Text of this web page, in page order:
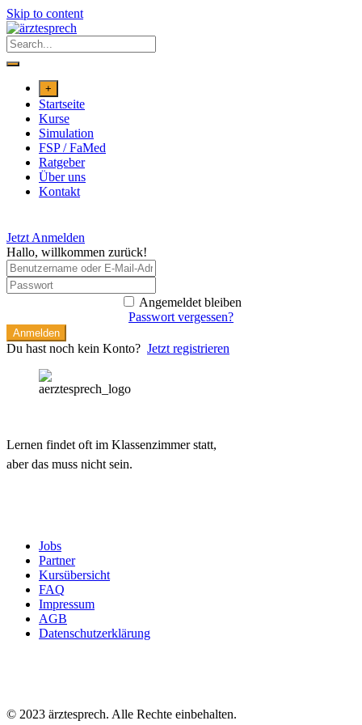
Skip to content
+
Startseite
Kurse
Simulation
FSP / FaMed
Ratgeber
Über uns
Kontakt
Jetzt Anmelden
Hallo, willkommen zurück!
Angemeldet bleiben
Passwort vergessen?
Anmelden
Du hast noch kein Konto? Jetzt registrieren
Lernen findet oft im Klassenzimmer statt,
aber das muss nicht sein.
Jobs
Partner
Kursübersicht
FAQ
Impressum
AGB
Datenschutzerklärung
© 2023 ärztesprech. Alle Rechte einbehalten.